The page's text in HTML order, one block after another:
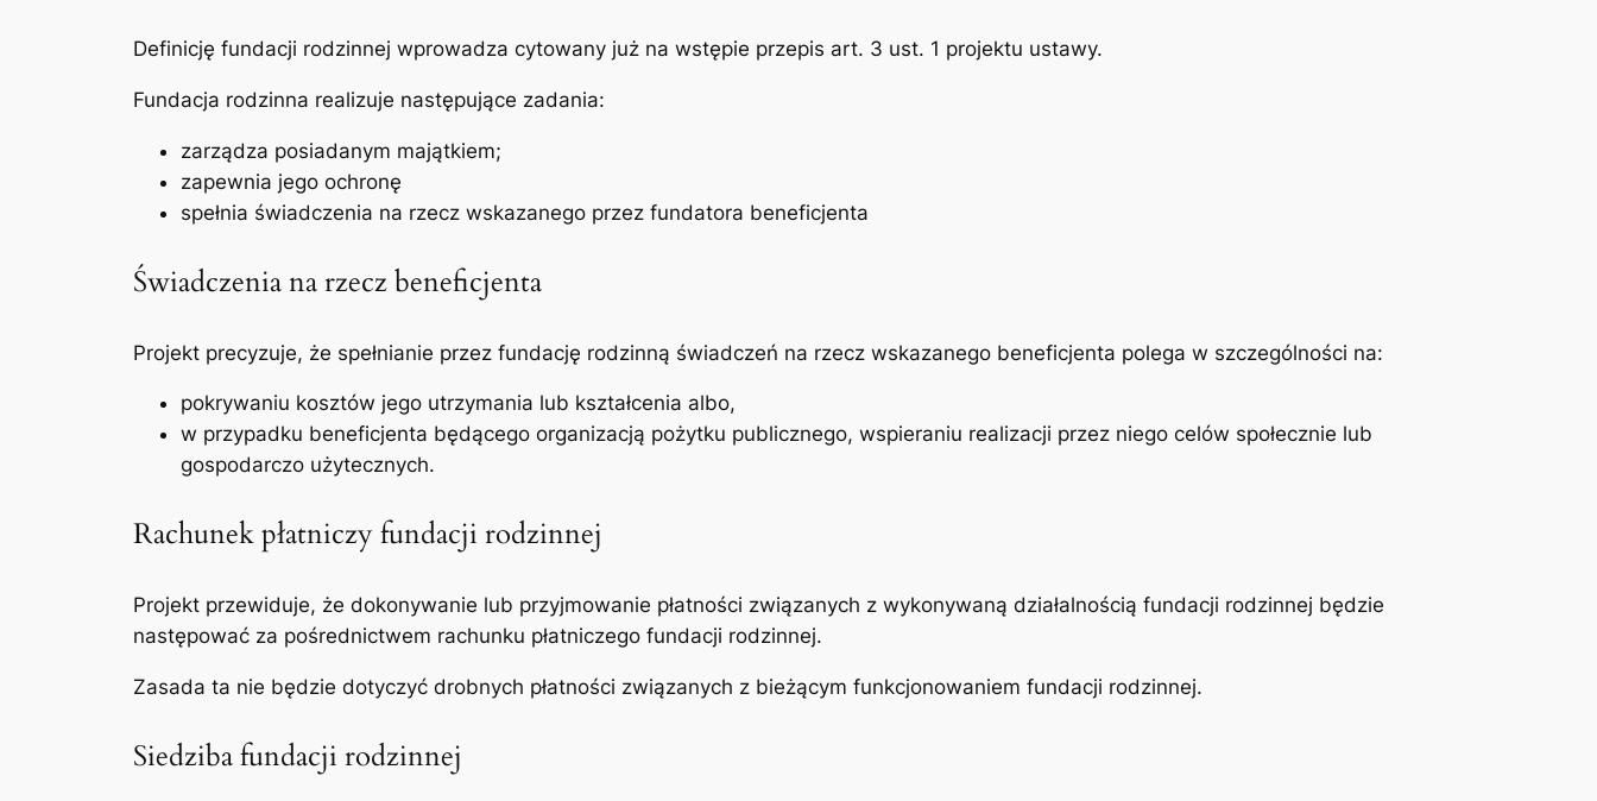
Definicję fundacji rodzinnej wprowadza cytowany już na wstępie przepis art. 3 ust. 1 projektu ustawy.
Fundacja rodzinna realizuje następujące zadania:
zarządza posiadanym majątkiem;
zapewnia jego ochronę
spełnia świadczenia na rzecz wskazanego przez fundatora beneficjenta
Świadczenia na rzecz beneficjenta
Projekt precyzuje, że spełnianie przez fundację rodzinną świadczeń na rzecz wskazanego beneficjenta polega w szczególności na:
pokrywaniu kosztów jego utrzymania lub kształcenia albo,
w przypadku beneficjenta będącego organizacją pożytku publicznego, wspieraniu realizacji przez niego celów społecznie lub
gospodarczo użytecznych.
Rachunek płatniczy fundacji rodzinnej
Projekt przewiduje, że dokonywanie lub przyjmowanie płatności związanych z wykonywaną działalnością fundacji rodzinnej będzie
następować za pośrednictwem rachunku płatniczego fundacji rodzinnej.
Zasada ta nie będzie dotyczyć drobnych płatności związanych z bieżącym funkcjonowaniem fundacji rodzinnej.
Siedziba fundacji rodzinnej